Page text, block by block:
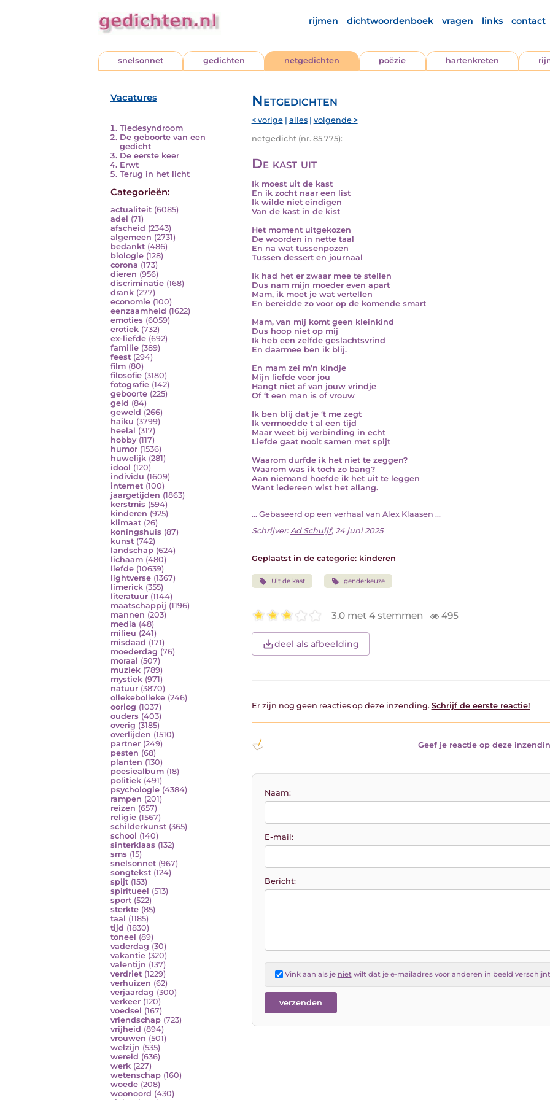
rijmen dichtwoordenboek vragen links contact
snelsonnet gedichten netgedichten poëzie hartenkreten
Vacatures
Tiedesyndroom
De geboorte van een
gedicht
De eerste keer
Erwt
Terug in het licht
Categorieën:
actualiteit (6085)
adel (71)
afscheid (2343)
algemeen (2731)
bedankt (486)
biologie (128)
corona (173)
dieren (956)
discriminatie (168)
drank (277)
economie (100)
eenzaamheid (1622)
emoties (6059)
erotiek (732)
ex-liefde (692)
familie (389)
feest (294)
film (80)
filosofie (3180)
fotografie (142)
geboorte (225)
geld (84)
geweld (266)
haiku (3799)
heelal (317)
hobby (117)
humor (1536)
huwelijk (281)
idool (120)
individu (1609)
internet (100)
jaargetijden (1863)
kerstmis (594)
kinderen (925)
klimaat (26)
koningshuis (87)
kunst (742)
landschap (624)
lichaam (480)
liefde (10639)
lightverse (1367)
limerick (355)
literatuur (1144)
maatschappij (1196)
mannen (203)
media (48)
milieu (241)
misdaad (171)
moederdag (76)
moraal (507)
muziek (789)
mystiek (971)
natuur (3870)
ollekebolleke (246)
oorlog (1037)
ouders (403)
overig (3185)
overlijden (1510)
partner (249)
pesten (68)
planten (130)
poesiealbum (18)
politiek (491)
psychologie (4384)
rampen (201)
reizen (657)
religie (1567)
schilderkunst (365)
school (140)
sinterklaas (132)
sms (15)
snelsonnet (967)
songtekst (124)
spijt (153)
spiritueel (513)
sport (522)
sterkte (85)
taal (1185)
tijd (1830)
toneel (89)
vaderdag (30)
vakantie (320)
valentijn (137)
verdriet (1229)
verhuizen (62)
verjaardag (300)
verkeer (120)
voedsel (167)
vriendschap (723)
vrijheid (894)
vrouwen (501)
welzijn (535)
wereld (636)
werk (227)
wetenschap (160)
woede (208)
woonoord (430)
Netgedichten
< vorige| alles| volgende >
netgedicht (nr. 85.775):
De kast uit
Ik moest uit de kast
En ik zocht naar een list
Ik wilde niet eindigen
Van de kast in de kist
Het moment uitgekozen
De woorden in nette taal
En na wat tussenpozen
Tussen dessert en journaal
Ik had het er zwaar mee te stellen
Dus nam mijn moeder even apart
Mam, ik moet je wat vertellen
En bereidde zo voor op de komende smart
Mam, van mij komt geen kleinkind
Dus hoop niet op mij
Ik heb een zelfde geslachtsvrind
En daarmee ben ik blij.
En mam zei m’n kindje
Mijn liefde voor jou
Hangt niet af van jouw vrindje
Of ‘t een man is of vrouw
Ik ben blij dat je ‘t me zegt
Ik vermoedde t al een tijd
Maar weet bij verbinding in echt
Liefde gaat nooit samen met spijt
Waarom durfde ik het niet te zeggen?
Waarom was ik toch zo bang?
Aan niemand hoefde ik het uit te leggen
Want iedereen wist het allang.
... Gebaseerd op een verhaal van Alex Klaasen ...
Schrijver:Ad Schuijf, 24 juni 2025
Geplaatst in de categorie: kinderen
Uit de kast genderkeuze
3.0 met 4 stemmen 495
deel als afbeelding
Er zijn nog geen reacties op deze inzending. Schrijf de eerste reactie!
Geef je reactie op deze
Naam:
E-mail:
Bericht:
Vink aan als je nietwilt dat je e-mailadres voor anderen in beeld verschijnt